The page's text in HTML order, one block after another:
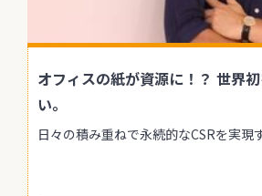
オフィスの紙が資源に！？ 世界
い。
日々の積み重ねで永続的なCSRを実現